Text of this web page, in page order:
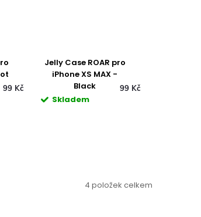
99 Kč
Jelly Case ROAR pro
iPhone XS MAX -
Black
Skladem
99 Kč
4 položek celkem